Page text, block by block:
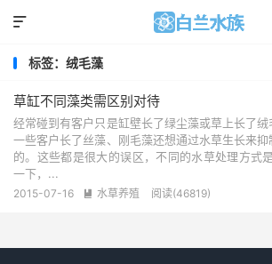

标签：绒毛藻
草缸不同藻类需区别对待
经常碰到有客户只是缸壁长了绿尘藻或草上长了
一些客户长了丝藻、刚毛藻还想通过水草生长来
的。这些都是很大的误区，不同的水草处理方式
一下，...
2015-07-16  水草养殖 阅读(46819)